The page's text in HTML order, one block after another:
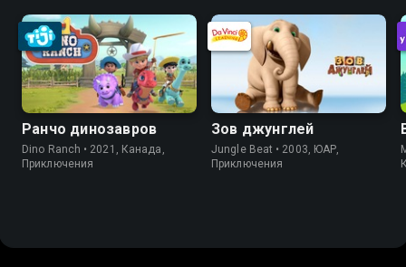
Ранчо динозавров
Dino Ranch • 2021, Канада,
Приключения
Зов джунглей
Jungle Beat • 2003, ЮАР,
Приключения